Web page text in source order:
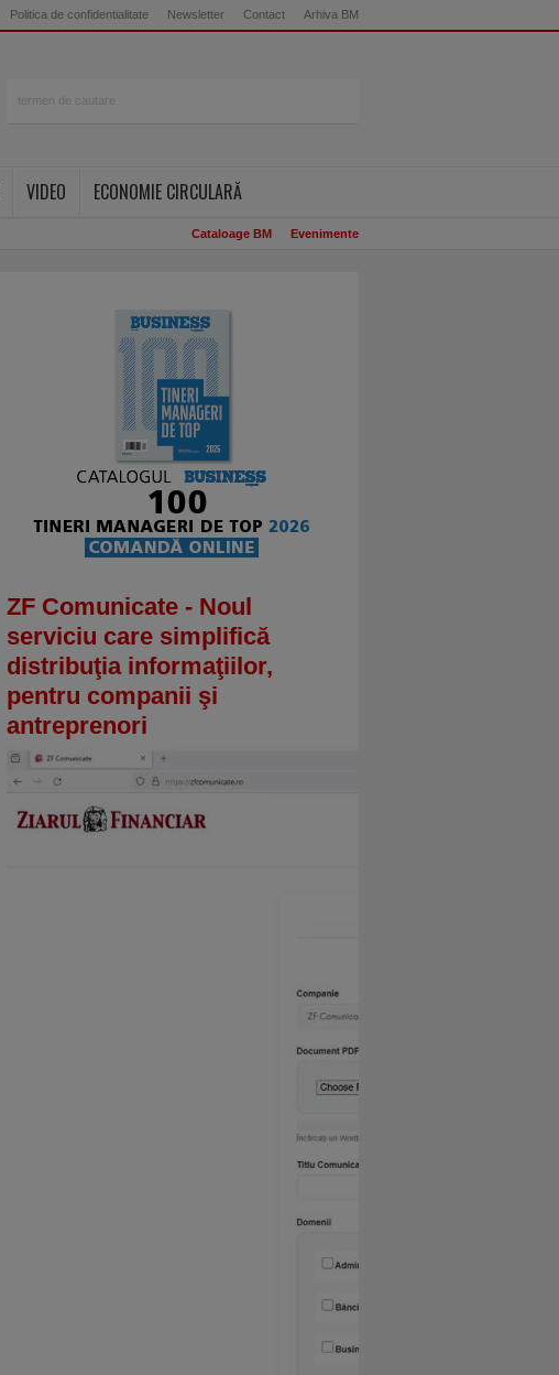
Politica de confidentialitate Newsletter Contact Arhiva BM
VIDEO
ECONOMIE CIRCULARĂ
Cataloage BM Evenimente
ZF Comunicate - Noul
serviciu care simplifică
distribuţia informaţiilor,
pentru companii şi
antreprenori